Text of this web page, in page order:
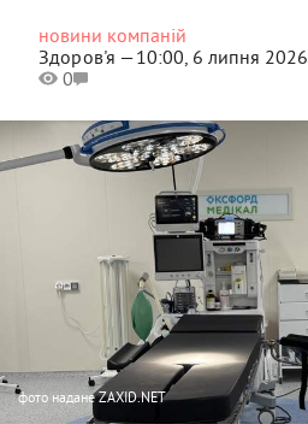
новини компаній
Здоров'я —10:00, 6 липня 2026
0
фото надане ZAXID.NET